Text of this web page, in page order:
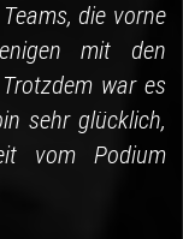
die vorne
mit den
war es
sehr glücklich,
vom Podium